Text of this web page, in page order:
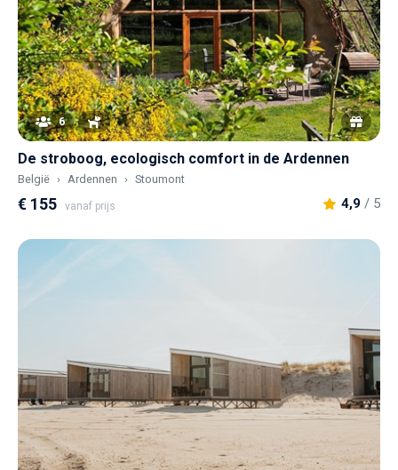
6
De stroboog, ecologisch comfort in de Ardennen
België Ardennen Stoumont
€ 155 vanaf prijs 4,9 / 5